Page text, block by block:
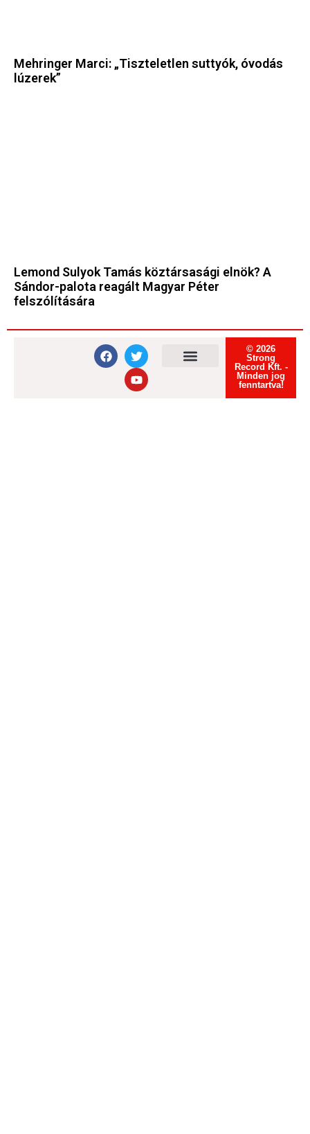
Mehringer Marci: „Tiszteletlen suttyók, óvodás
lúzerek”
Lemond Sulyok Tamás köztársasági elnök? A
Sándor-palota reagált Magyar Péter
felszólítására
© 2026
Strong
Record Kft. -
Minden jog
fenntartva!